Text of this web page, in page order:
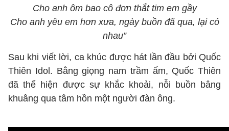
Cho anh ôm bao cô đơn thắt tim em gầy
Cho anh yêu em hơn xưa, ngày buồn đã qua, lại có
nhau”
Sau khi viết lời, ca khúc được hát lần đầu bởi Quốc
Thiên Idol. Bằng giọng nam trầm ấm, Quốc Thiên
đã thể hiện được sự khắc khoải, nỗi buồn bâng
khuâng qua tâm hồn một người đàn ông.